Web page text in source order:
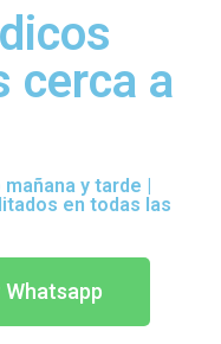
cerca a
y tarde |
en todas las